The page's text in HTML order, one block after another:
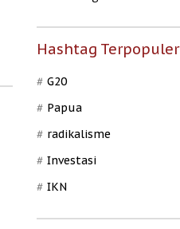
Hashtag Terpopuler
G20
Papua
radikalisme
Investasi
IKN